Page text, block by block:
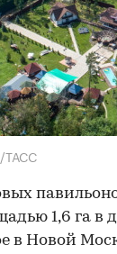
ТАСС
1,6 га в
в Новой